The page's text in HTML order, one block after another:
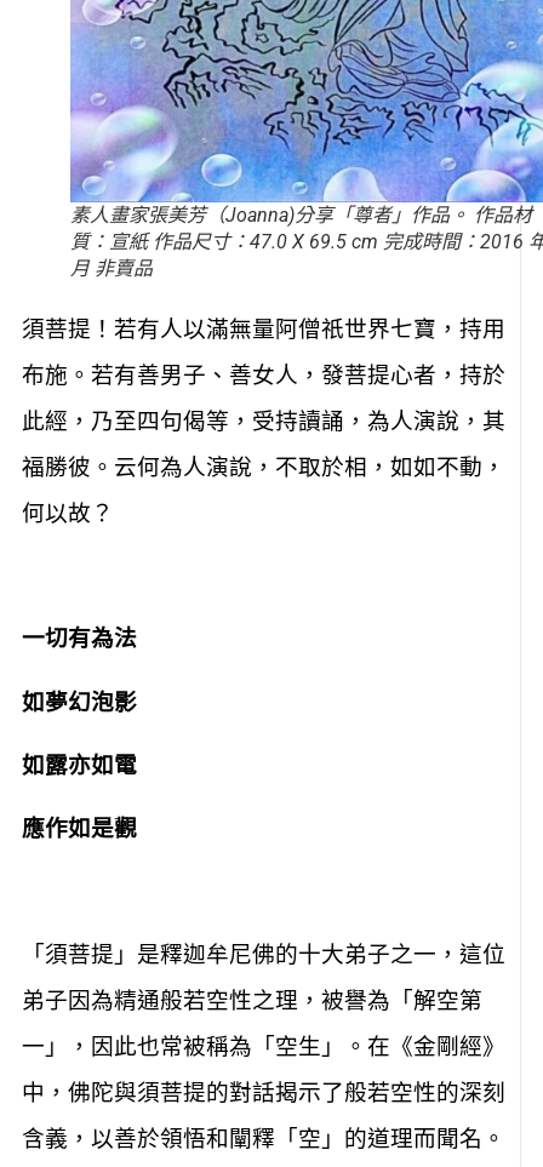
素人畫家張美芳（Joanna)分享「尊者」作品。 作品材
質：宣紙 作品尺寸：47.0 X 69.5 cm 完成時間：2016
月 非賣品
須菩提！若有人以滿無量阿僧祇世界七寶，持用
布施。若有善男子、善女人，發菩提心者，持於
此經，乃至四句偈等，受持讀誦，為人演說，其
福勝彼。云何為人演說，不取於相，如如不動，
何以故？
一切有為法
如夢幻泡影
如露亦如電
應作如是觀
「須菩提」是釋迦牟尼佛的十大弟子之一，這位
弟子因為精通般若空性之理，被譽為「解空第
一」，因此也常被稱為「空生」。在《金剛經》
中，佛陀與須菩提的對話揭示了般若空性的深刻
含義，以善於領悟和闡釋「空」的道理而聞名。